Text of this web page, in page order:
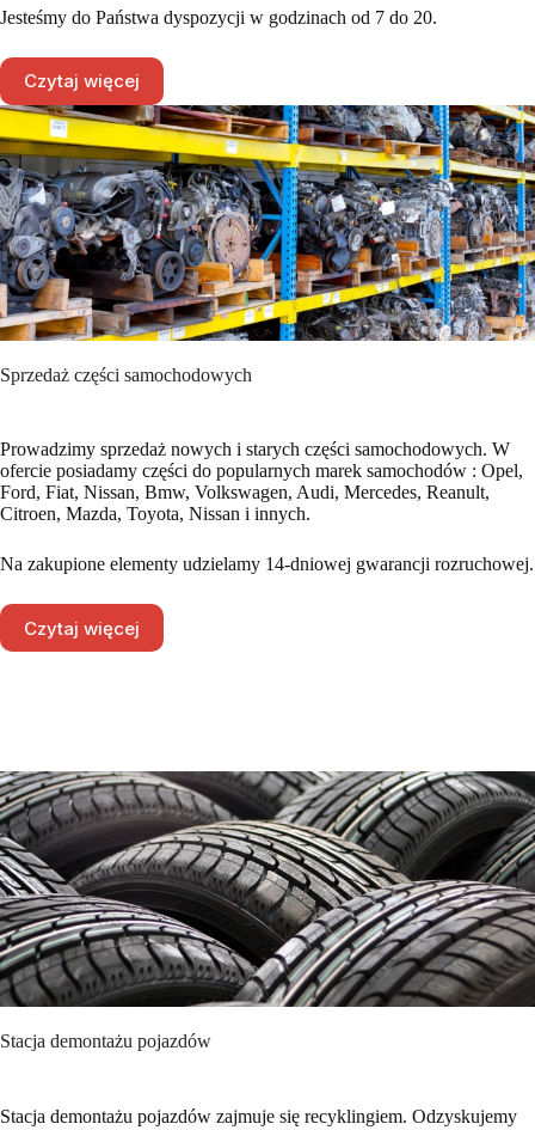
Jesteśmy do Państwa dyspozycji w godzinach od 7 do 20.
Czytaj więcej
Sprzedaż części samochodowych
Prowadzimy sprzedaż nowych i starych części samochodowych. W
ofercie posiadamy części do popularnych marek samochodów : Opel,
Ford, Fiat, Nissan, Bmw, Volkswagen, Audi, Mercedes, Reanult,
Citroen, Mazda, Toyota, Nissan i innych.
Na zakupione elementy udzielamy 14-dniowej gwarancji rozruchowej.
Czytaj więcej
Stacja demontażu pojazdów
Stacja demontażu pojazdów zajmuje się recyklingiem. Odzyskujemy